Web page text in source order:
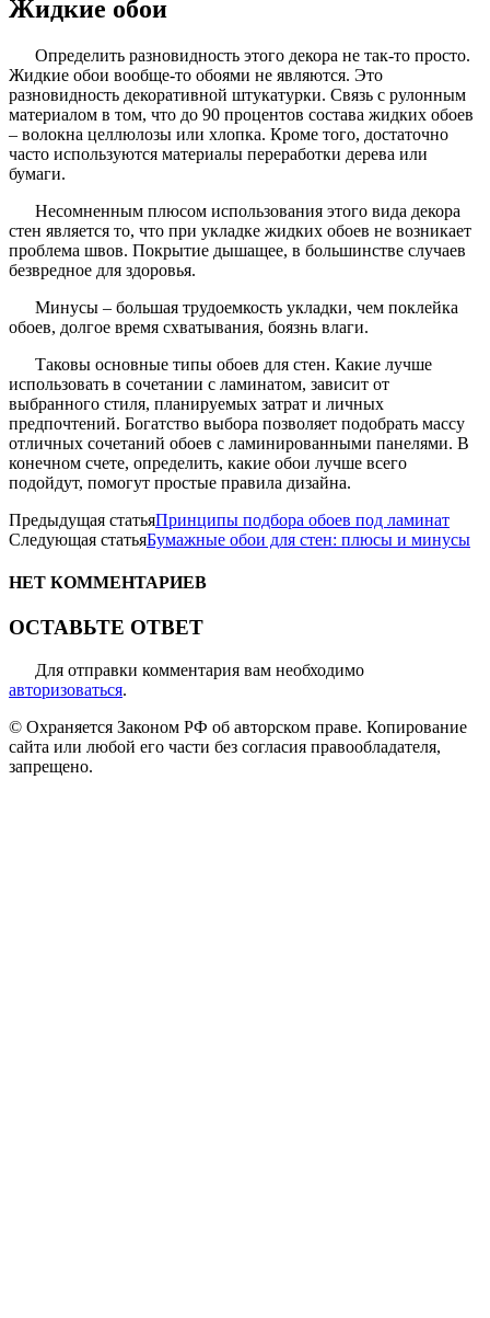
Жидкие обои
Определить разновидность этого декора не так-то просто.
Жидкие обои вообще-то обоями не являются. Это
разновидность декоративной штукатурки. Связь с рулонным
материалом в том, что до 90 процентов состава жидких обоев
– волокна целлюлозы или хлопка. Кроме того, достаточно
часто используются материалы переработки дерева или
бумаги.
Несомненным плюсом использования этого вида декора
стен является то, что при укладке жидких обоев не возникает
проблема швов. Покрытие дышащее, в большинстве случаев
безвредное для здоровья.
Минусы – большая трудоемкость укладки, чем поклейка
обоев, долгое время схватывания, боязнь влаги.
Таковы основные типы обоев для стен. Какие лучше
использовать в сочетании с ламинатом, зависит от
выбранного стиля, планируемых затрат и личных
предпочтений. Богатство выбора позволяет подобрать массу
отличных сочетаний обоев с ламинированными панелями. В
конечном счете, определить, какие обои лучше всего
подойдут, помогут простые правила дизайна.
Предыдущая статьяПринципы подбора обоев под ламинат
Следующая статьяБумажные обои для стен: плюсы и минусы
НЕТ КОММЕНТАРИЕВ
ОСТАВЬТЕ ОТВЕТ
Для отправки комментария вам необходимо
авторизоваться.
© Охраняется Законом РФ об авторском праве. Копирование
сайта или любой его части без согласия правообладателя,
запрещено.